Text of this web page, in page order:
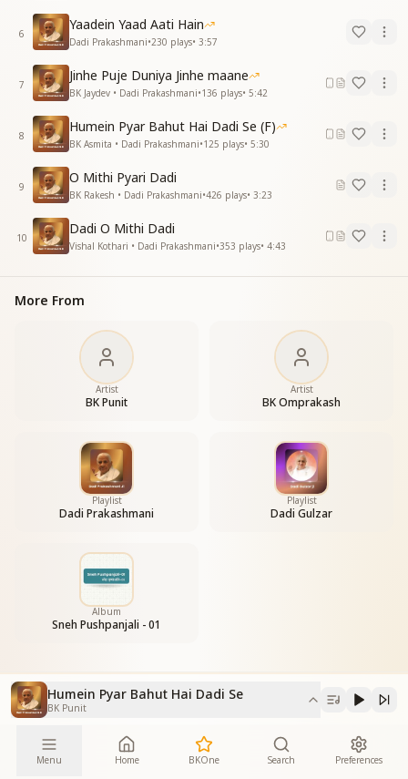
6
Yaadein Yaad Aati Hain
Dadi Prakashmani•230 plays• 3:57
7
Jinhe Puje Duniya Jinhe maane
BK Jaydev • Dadi Prakashmani•136 plays• 5:42
8
Humein Pyar Bahut Hai Dadi Se (F)
BK Asmita • Dadi Prakashmani•125 plays• 5:30
9
O Mithi Pyari Dadi
BK Rakesh • Dadi Prakashmani•426 plays• 3:23
10
Dadi O Mithi Dadi
Vishal Kothari • Dadi Prakashmani•353 plays• 4:43
More From
Artist
BK Punit
Artist
BK Omprakash
Playlist
Dadi Prakashmani
Playlist
Dadi Gulzar
Album
Sneh Pushpanjali - 01
Humein Pyar Bahut Hai Dadi Se
BK Punit
Menu Home BKOne Search Preferences